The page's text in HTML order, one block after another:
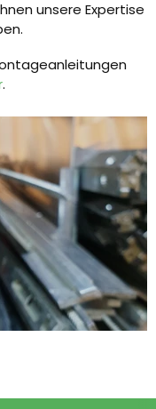
unsere Expertise
.